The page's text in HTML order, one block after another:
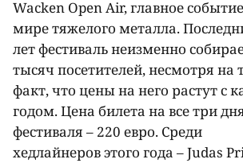
Wacken Open Air, главное
мире тяжелого металла.
лет фестиваль неизменно
тысяч посетителей, несмотря на
факт, что цены на него растут с
годом. Цена билета на все три
фестиваля – 220 евро. Среди
хедлайнеров этого года – Judas